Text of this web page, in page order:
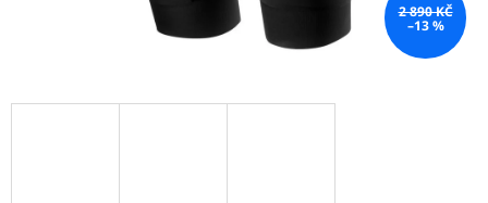
2 890 KČ
–13 %